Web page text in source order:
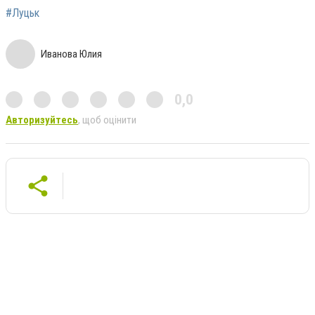
#Луцьк
Иванова Юлия
0,0
Авторизуйтесь, щоб оцінити